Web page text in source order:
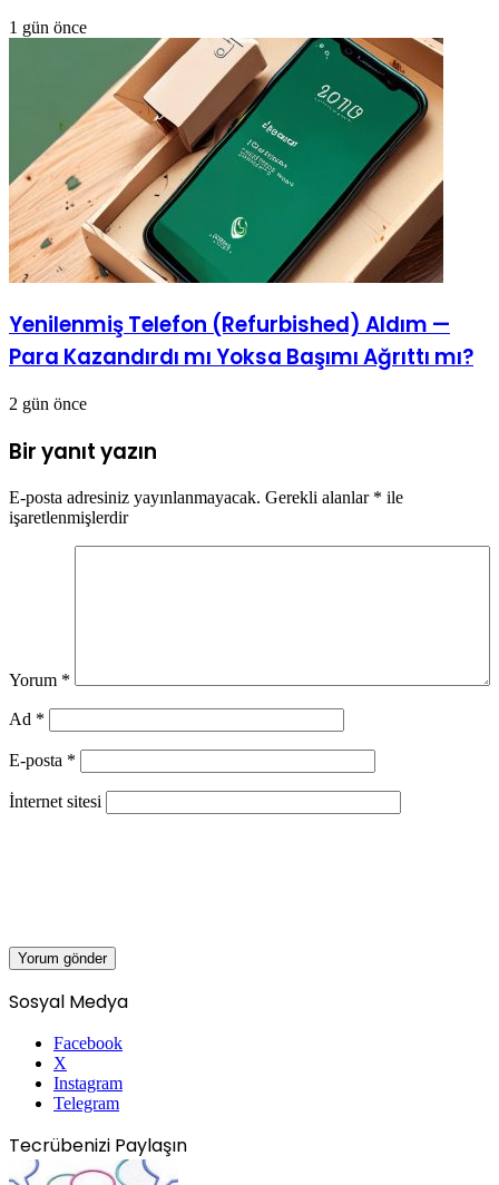
1 gün önce
Yenilenmiş Telefon (Refurbished) Aldım —
Para Kazandırdı mı Yoksa Başımı Ağrıttı mı?
2 gün önce
Bir yanıt yazın
E-posta adresiniz yayınlanmayacak. Gerekli alanlar * ile
işaretlenmişlerdir
Yorum *
Ad *
E-posta *
İnternet sitesi
Sosyal Medya
Facebook
X
Instagram
Telegram
Tecrübenizi Paylaşın